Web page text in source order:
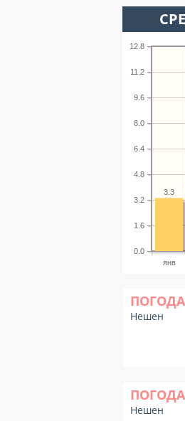
янв
0.0
1.6
3.2
4.8
6.4
8.0
9.6
11.2
12.8
3.3
Нешен
Нешен